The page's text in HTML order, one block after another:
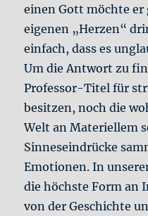
einen Gott möchte er
eigenen „Herzen“
einfach, dass es
Um die Antwort zu
Professor-Titel für
besitzen, noch die
Welt an Materiellem
Sinneseindrücke
Emotionen. In
die höchste Form an
von der Geschichte